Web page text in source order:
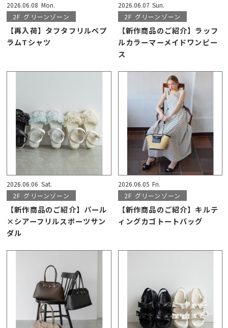
2026.06.08 Mon.
2F グリーンゾーン
【再入荷】タフタフリルペプ
ラムTシャツ
2026.06.07 Sun.
2F グリーンゾーン
【新作商品のご紹介】ラッフ
ルカラーマーメイドワンピー
ス
2026.06.06 Sat.
2F グリーンゾーン
【新作商品のご紹介】パール
×シアーフリルスポーツサン
ダル
2026.06.05 Fri.
2F グリーンゾーン
【新作商品のご紹介】キルテ
ィングカゴトートバッグ